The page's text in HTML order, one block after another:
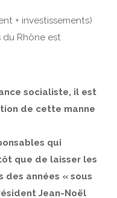
+ investissements)
du Rhône est
socialiste, il est
de cette manne
qui
que de laisser les
des années « sous
Jean-Noël